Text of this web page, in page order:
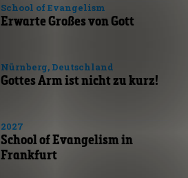
School of Evangelism
Erwarte Großes von Gott
Nürnberg, Deutschland
Gottes Arm ist nicht zu kurz!
2027
School of Evangelism in
Frankfurt